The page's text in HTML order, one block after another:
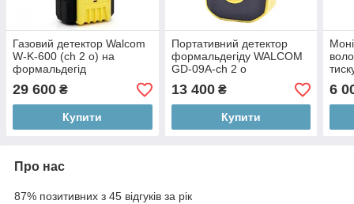
Газовий детектор Walcom
W-K-600 (ch 2 o) на
формальдегід
29 600 ₴
Купити
Портативний детектор
формальдегіду WALCOM
GD-09A-ch 2 o
13 400₴
Купити
6
Про нас
87% позитивних з 45 відгуків за рік